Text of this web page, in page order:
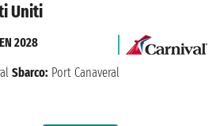
Uniti
2028
Sbarco: Port Canaveral